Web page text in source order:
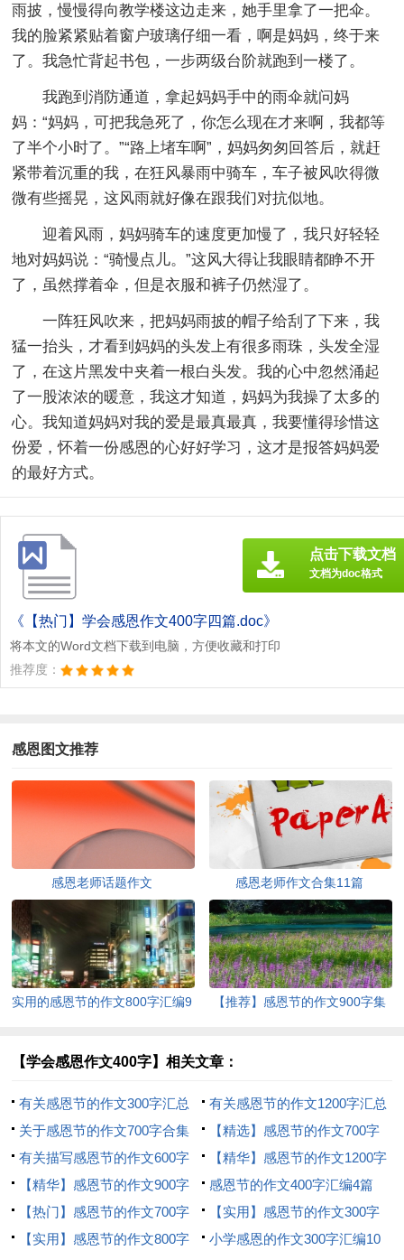
雨披，慢慢得向教学楼这边走来，她手里拿了一把伞。
我的脸紧紧贴着窗户玻璃仔细一看，啊是妈妈，终于来
了。我急忙背起书包，一步两级台阶就跑到一楼了。
我跑到消防通道，拿起妈妈手中的雨伞就问妈
妈：“妈妈，可把我急死了，你怎么现在才来啊，我都等
了半个小时了。”“路上堵车啊”，妈妈匆匆回答后，就赶
紧带着沉重的我，在狂风暴雨中骑车，车子被风吹得微
微有些摇晃，这风雨就好像在跟我们对抗似地。
迎着风雨，妈妈骑车的速度更加慢了，我只好轻轻
地对妈妈说：“骑慢点儿。”这风大得让我眼睛都睁不开
了，虽然撑着伞，但是衣服和裤子仍然湿了。
一阵狂风吹来，把妈妈雨披的帽子给刮了下来，我
猛一抬头，才看到妈妈的头发上有很多雨珠，头发全湿
了，在这片黑发中夹着一根白头发。我的心中忽然涌起
了一股浓浓的暖意，我这才知道，妈妈为我操了太多的
心。我知道妈妈对我的爱是最真最真，我要懂得珍惜这
份爱，怀着一份感恩的心好好学习，这才是报答妈妈爱
的最好方式。
《【热门】学会感恩作文400字四篇.doc》
将本文的Word文档下载到电脑，方便收藏和打印
推荐度：
点击下载文档
文档为doc格式
感恩图文推荐
感恩老师话题作文 感恩老师作文合集11篇
实用的感恩节的作文800字汇编9
【推荐】感恩节的作文900字集
【学会感恩作文400字】相关文章：
有关感恩节的作文300字汇总
八篇
有关感恩节的作文1200字汇总
9篇
关于感恩节的作文700字合集
八篇
【精选】感恩节的作文700字
汇总十篇
有关描写感恩节的作文600字
三篇
【精华】感恩节的作文1200字
汇总九篇
【精华】感恩节的作文900字
汇总8篇
感恩节的作文400字汇编4篇
【热门】感恩节的作文700字
合集七篇
【实用】感恩节的作文300字
集合十篇
【实用】感恩节的作文800字
小学感恩的作文300字汇编10